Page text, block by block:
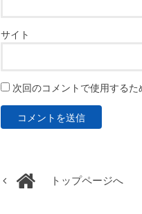
サイト
次回のコメントで使用するた
トップページへ